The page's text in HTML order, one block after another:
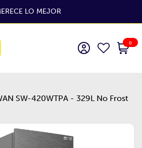
LO MEJOR
0
SW-420WTPA - 329L No Frost